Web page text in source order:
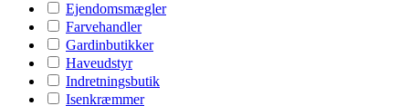
Ejendomsmægler
Farvehandler
Gardinbutikker
Haveudstyr
Indretningsbutik
Isenkræmmer